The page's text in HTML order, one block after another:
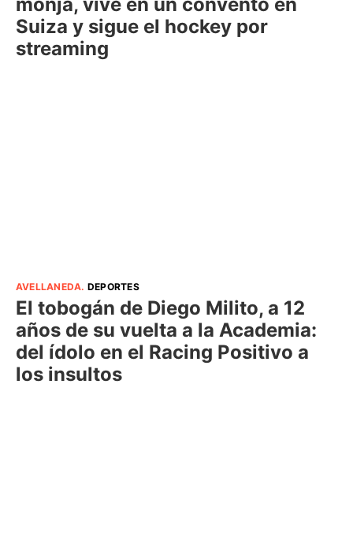
monja, vive en un convento en
Suiza y sigue el hockey por
streaming
AVELLANEDA. DEPORTES
El tobogán de Diego Milito, a 12
años de su vuelta a la Academia:
del ídolo en el Racing Positivo a
los insultos